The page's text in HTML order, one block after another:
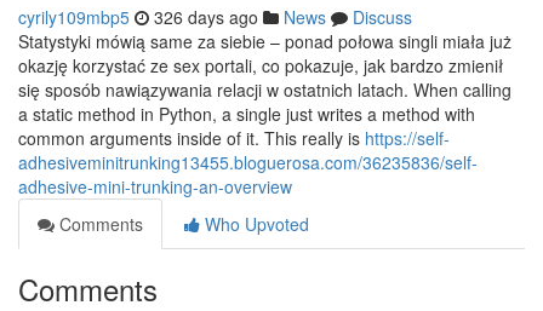
cyrily109mbp5 326 days ago News
Discuss
Statystyki mówią same za siebie – ponad połowa singli miała już
okazję korzystać ze sex portali, co pokazuje, jak bardzo zmienił
się sposób nawiązywania relacji w ostatnich latach. When calling
a static method in Python, a single just writes a method with
common arguments inside of it. This really is https://self-
adhesiveminitrunking13455.bloguerosa.com/36235836/self-
adhesive-mini-trunking-an-overview
Comments
Who Upvoted
Comments